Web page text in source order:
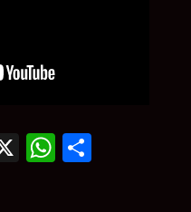
X